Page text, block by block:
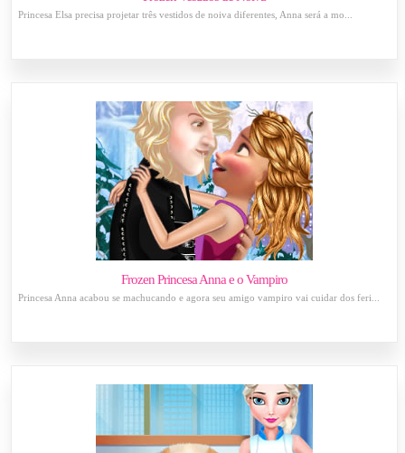
Princesa Elsa precisa projetar três vestidos de noiva diferentes, Anna será a mo...
Frozen Princesa Anna e o Vampiro
Princesa Anna acabou se machucando e agora seu amigo vampiro vai cuidar dos feri...